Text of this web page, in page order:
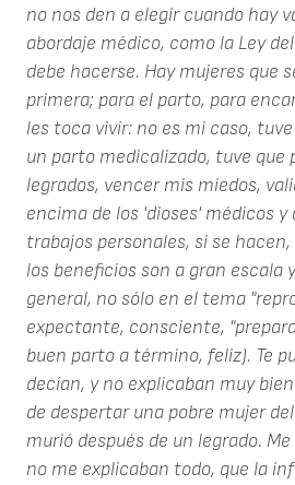
no nos den a elegir cuando hay
abordaje médico, como la Ley
debe hacerse. Hay mujeres que
primera; para el parto, para
les toca vivir: no es mi caso,
un parto medicalizado, tuve que
legrados, vencer mis miedos,
encima de los 'dioses' médicos
trabajos personales, si se
los beneficios son a gran escala
general, no sólo en el tema
expectante, consciente,
buen parto a término, feliz). Te
decían, y no explicaban muy
de despertar una pobre mujer
murió después de un legrado.
no me explicaban todo, que la